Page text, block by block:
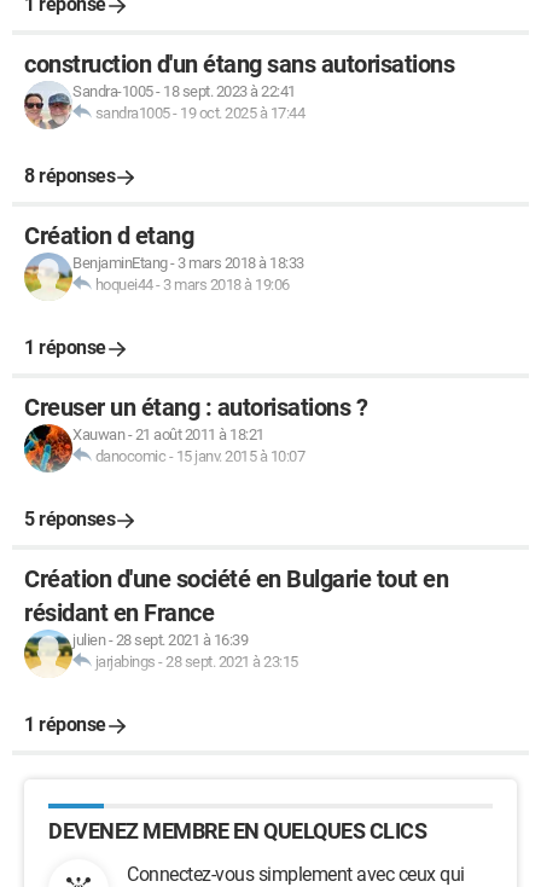
construction d'un étang sans autorisations
Sandra-1005- 18 sept. 2023 à 22:41
sandra1005- 19 oct. 2025 à 17:44
8 réponses
Création d etang
BenjaminEtang- 3 mars 2018 à 18:33
hoquei44- 3 mars 2018 à 19:06
1 réponse
Creuser un étang : autorisations ?
Xauwan-21 août 2011 à 18:21
danocomic - 15 janv. 2015 à 10:07
5 réponses
Création d'une société en Bulgarie tout en
résidant en France
julien-28 sept. 2021 à 16:39
jarjabings -28 sept. 2021 à 23:15
1 réponse
DEVENEZ MEMBRE EN QUELQUES CLICS
Connectez-vous simplement avec ceux qui